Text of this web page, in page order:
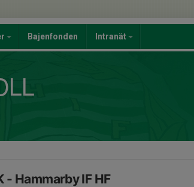
Bajenfonden Intranät
- Hammarby IF HF